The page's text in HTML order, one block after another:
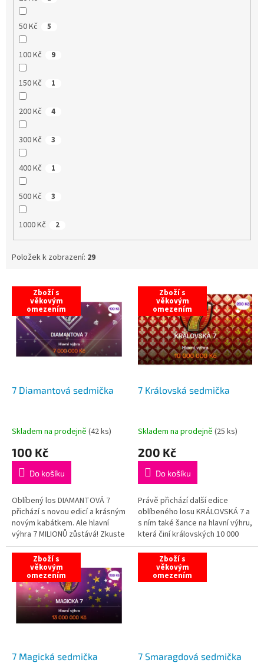
50 Kč 5
100 Kč 9
150 Kč 1
200 Kč 4
300 Kč 3
400 Kč 1
500 Kč 3
1000 Kč 2
Položek k zobrazení: 29
V
p
Zboží s
věkovým
omezením
7 Diamantová sedmička
Skladem na prodejně (42 ks)
100 Kč
Do košíku
Oblíbený los DIAMANTOVÁ 7
přichází s novou edicí a krásným
novým kabátkem. Ale hlavní
výhra 7 MILIONŮ zůstává! Zkuste
své štěstí se sedmičkami!
Zboží s
věkovým
omezením
7 Královská sedmička
Skladem na prodejně (25 ks)
200 Kč
Do košíku
Právě přichází další edice
oblíbeného losu KRÁLOVSKÁ 7 a
s ním také šance na hlavní výhru,
která činí královských 10 000
000 Kč. Udělejte radost sobě
nebo svým blízkým.
Zboží s
věkovým
omezením
7 Magická sedmička
Zboží s
věkovým
omezením
7 Smaragdová sedmička